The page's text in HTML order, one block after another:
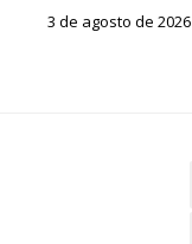
3 de agosto de 2026